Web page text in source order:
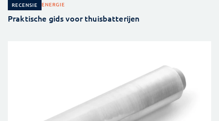
RECENSIE ENERGIE
Praktische gids voor thuisbatterijen